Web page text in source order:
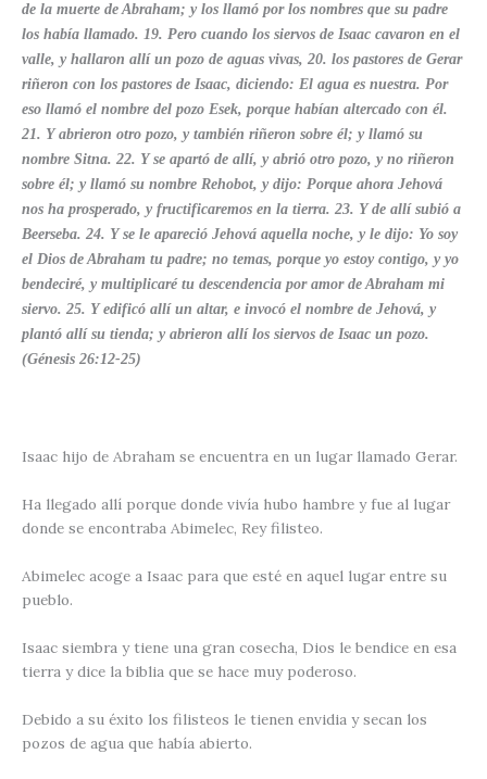
de la muerte de Abraham; y los llamó por los nombres que su padre
los había llamado. 19. Pero cuando los siervos de Isaac cavaron en el
valle, y hallaron allí un pozo de aguas vivas, 20. los pastores de Gerar
riñeron con los pastores de Isaac, diciendo: El agua es nuestra. Por
eso llamó el nombre del pozo Esek, porque habían altercado con él.
21. Y abrieron otro pozo, y también riñeron sobre él; y llamó su
nombre Sitna. 22. Y se apartó de allí, y abrió otro pozo, y no riñeron
sobre él; y llamó su nombre Rehobot, y dijo: Porque ahora Jehová
nos ha prosperado, y fructificaremos en la tierra. 23. Y de allí subió a
Beerseba. 24. Y se le apareció Jehová aquella noche, y le dijo: Yo soy
el Dios de Abraham tu padre; no temas, porque yo estoy contigo, y yo
bendeciré, y multiplicaré tu descendencia por amor de Abraham mi
siervo. 25. Y edificó allí un altar, e invocó el nombre de Jehová, y
plantó allí su tienda; y abrieron allí los siervos de Isaac un pozo.
(Génesis 26:12-25)
Isaac hijo de Abraham se encuentra en un lugar llamado Gerar.
Ha llegado allí porque donde vivía hubo hambre y fue al lugar
donde se encontraba Abimelec, Rey filisteo.
Abimelec acoge a Isaac para que esté en aquel lugar entre su
pueblo.
Isaac siembra y tiene una gran cosecha, Dios le bendice en esa
tierra y dice la biblia que se hace muy poderoso.
Debido a su éxito los filisteos le tienen envidia y secan los
pozos de agua que había abierto.